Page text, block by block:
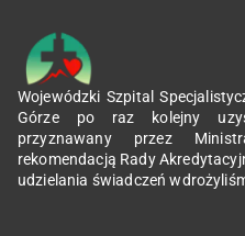
Wojewódzki Szpital
Górze po raz kolejny
przyznawany przez
rekomendacją Rady
udzielania świadczeń